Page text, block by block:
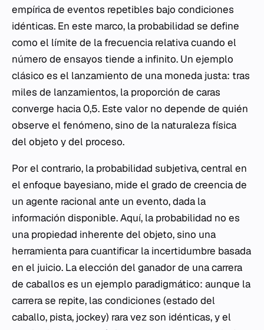
empírica de eventos repetibles bajo condiciones
idénticas. En este marco, la probabilidad se define
como el límite de la frecuencia relativa cuando el
número de ensayos tiende a infinito. Un ejemplo
clásico es el lanzamiento de una moneda justa: tras
miles de lanzamientos, la proporción de caras
converge hacia 0,5. Este valor no depende de quién
observe el fenómeno, sino de la naturaleza física
del objeto y del proceso.
Por el contrario, la probabilidad subjetiva, central en
el enfoque bayesiano, mide el grado de creencia de
un agente racional ante un evento, dada la
información disponible. Aquí, la probabilidad no es
una propiedad inherente del objeto, sino una
herramienta para cuantificar la incertidumbre basada
en el juicio. La elección del ganador de una carrera
de caballos es un ejemplo paradigmático: aunque la
carrera se repite, las condiciones (estado del
caballo, pista, jockey) rara vez son idénticas, y el